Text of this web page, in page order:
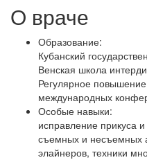
О враче
Образование:
Кубанский
Венская школа
Регулярное
международных
Особые навыки:
исправление прикуса
съемных и несъемных
элайнеров, техники